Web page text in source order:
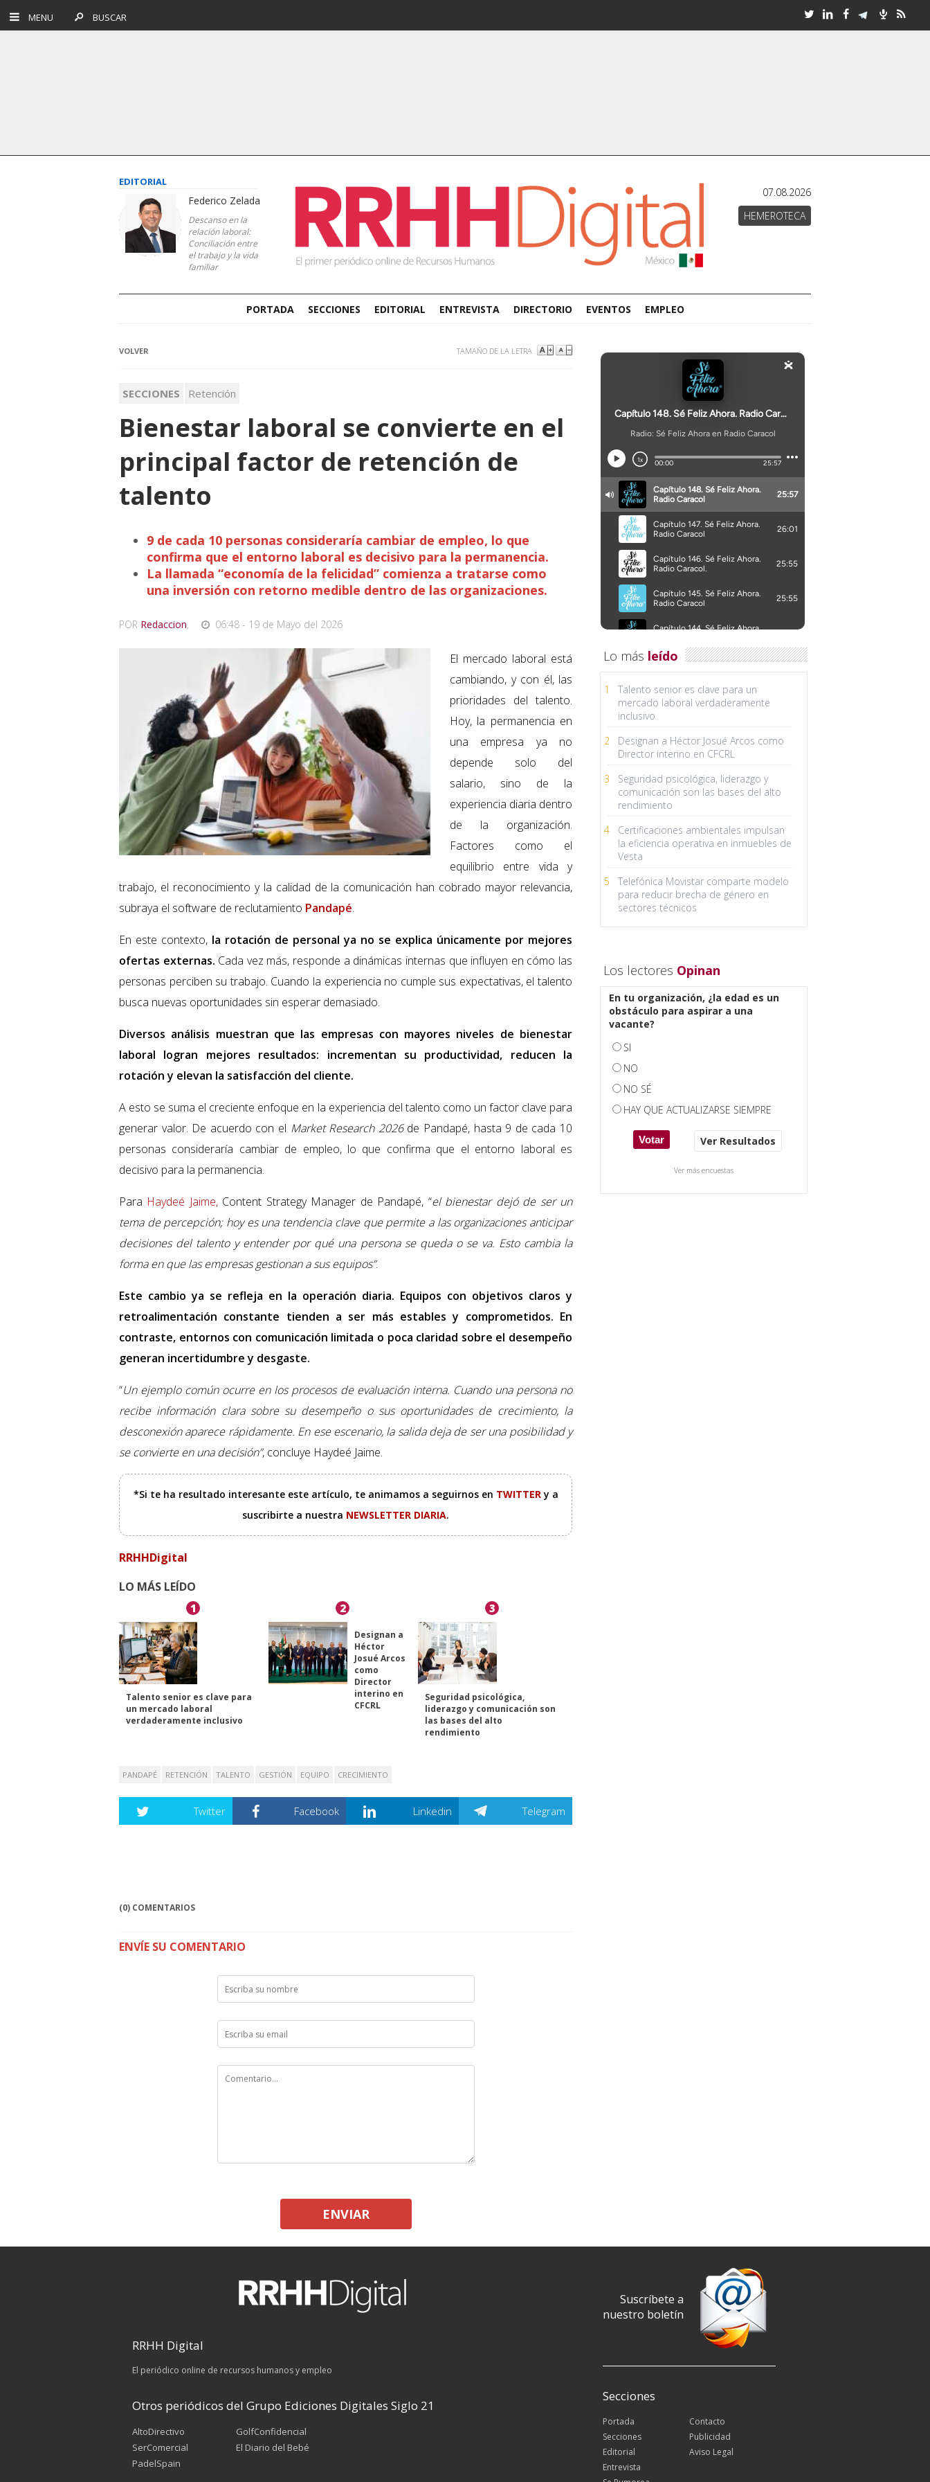
MENU BUSCAR
EDITORIAL
Federico Zelada
Descanso en la
relación laboral:
Conciliación entre
el trabajo y la vida
familiar
07.08.2026
HEMEROTECA
PORTADA SECCIONES EDITORIAL ENTREVISTA DIRECTORIO EVENTOS EMPLEO
VOLVER TAMAÑO DE LA LETRA
SECCIONES Retención
Bienestar laboral se convierte en el
principal factor de retención de
talento
9 de cada 10 personas consideraría cambiar de empleo, lo que
confirma que el entorno laboral es decisivo para la permanencia.
La llamada “economía de la felicidad” comienza a tratarse como
una inversión con retorno medible dentro de las organizaciones.
POR Redaccion, 06:48 - 19 de Mayo del 2026
El mercado laboral está
cambiando, y con él, las
prioridades del talento.
Hoy, la permanencia en
una empresa ya no
depende solo del
salario, sino de la
experiencia diaria dentro
de la organización.
Factores como el
equilibrio entre vida y
trabajo, el reconocimiento y la calidad de la comunicación han cobrado mayor relevancia,
subraya el software de reclutamiento Pandapé.
En este contexto, la rotación de personal ya no se explica únicamente por mejores
ofertas externas. Cada vez más, responde a dinámicas internas que influyen en cómo las
personas perciben su trabajo. Cuando la experiencia no cumple sus expectativas, el talento
busca nuevas oportunidades sin esperar demasiado.
Diversos análisis muestran que las empresas con mayores niveles de bienestar
laboral logran mejores resultados: incrementan su productividad, reducen la
rotación y elevan la satisfacción del cliente.
A esto se suma el creciente enfoque en la experiencia del talento como un factor clave para
generar valor. De acuerdo con el Market Research 2026de Pandapé, hasta 9 de cada 10
personas consideraría cambiar de empleo, lo que confirma que el entorno laboral es
decisivo para la permanencia.
Para Haydeé Jaime,Content Strategy Manager de Pandapé, “el bienestar dejó de ser un
tema de percepción; hoy es una tendencia clave que permite a las organizaciones anticipar
decisiones del talento y entender por qué una persona se queda o se va. Esto cambia la
forma en que las empresas gestionan a sus equipos”.
Este cambio ya se refleja en la operación diaria. Equipos con objetivos claros y
retroalimentación constante tienden a ser más estables y comprometidos. En
contraste, entornos con comunicación limitada o poca claridad sobre el desempeño
generan incertidumbre y desgaste.
“Un ejemplo común ocurre en los procesos de evaluación interna. Cuando una persona no
recibe información clara sobre su desempeño o sus oportunidades de crecimiento, la
desconexión aparece rápidamente. En ese escenario, la salida deja de ser una posibilidad y
se convierte en una decisión”, concluye Haydeé Jaime.
*Si te ha resultado interesante este artículo, te animamos a seguirnos en TWITTERy a
suscribirte a nuestra NEWSLETTER DIARIA.
RRHHDigital
LO MÁS LEÍDO
1
Talento senior es clave para
un mercado laboral
verdaderamente inclusivo
2
Designan a
Héctor
Josué Arcos
como
Director
interino en
CFCRL
3
Seguridad psicológica,
liderazgo y comunicación son
las bases del alto
rendimiento
PANDAPÉ RETENCIÓN TALENTO GESTIÓN EQUIPO CRECIMIENTO
Twitter Facebook Linkedin Telegram
(0) COMENTARIOS
ENVÍE SU COMENTARIO
ENVIAR
Lo más leído
1
Talento senior es clave para un
mercado laboral verdaderamente
inclusivo
2
Designan a Héctor Josué Arcos como
Director interino en CFCRL
3
Seguridad psicológica, liderazgo y
comunicación son las bases del alto
rendimiento
4
Certificaciones ambientales impulsan
la eficiencia operativa en inmuebles de
Vesta
5
Telefónica Movistar comparte modelo
para reducir brecha de género en
sectores técnicos
Los lectores Opinan
En tu organización, ¿la edad es un
obstáculo para aspirar a una
vacante?
SI
NO
NO SÉ
HAY QUE ACTUALIZARSE SIEMPRE
Ver Resultados
Ver más encuestas
RRHH Digital
El periódico online de recursos humanos y empleo
Otros periódicos del Grupo Ediciones Digitales Siglo 21
AltoDirectivo
SerComercial
PadelSpain
GolfConfidencial
El Diario del Bebé
Suscríbete a
nuestro boletín
Secciones
Portada
Secciones
Editorial
Entrevista
Contacto
Publicidad
Aviso Legal